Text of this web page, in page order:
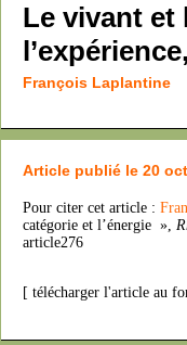
Le vivant et
François Laplantine
Article publié le 20
Pour citer cet article :
catégorie et l’énergie »,
article276
[ télécharger l'article au